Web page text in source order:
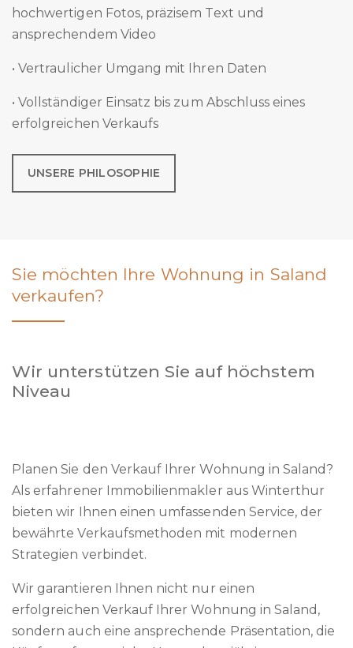
hochwertigen Fotos, präzisem Text und
ansprechendem Video
• Vertraulicher Umgang mit Ihren Daten
• Vollständiger Einsatz bis zum Abschluss eines
erfolgreichen Verkaufs
UNSERE PHILOSOPHIE
Sie möchten Ihre Wohnung in Saland
verkaufen?
Wir unterstützen Sie auf höchstem
Niveau
Planen Sie den Verkauf Ihrer Wohnung in Saland?
Als erfahrener Immobilienmakler aus Winterthur
bieten wir Ihnen einen umfassenden Service, der
bewährte Verkaufsmethoden mit modernen
Strategien verbindet.
Wir garantieren Ihnen nicht nur einen
erfolgreichen Verkauf Ihrer Wohnung in Saland,
sondern auch eine ansprechende Präsentation, die